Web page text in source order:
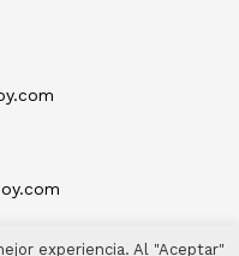
experiencia. Al "Aceptar"